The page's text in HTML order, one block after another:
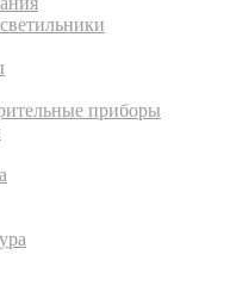
приборы